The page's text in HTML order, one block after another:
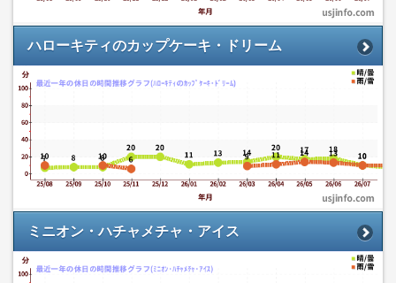
ハローキティのカップケーキ・ドリーム
ミニオン・ハチャメチャ・アイス